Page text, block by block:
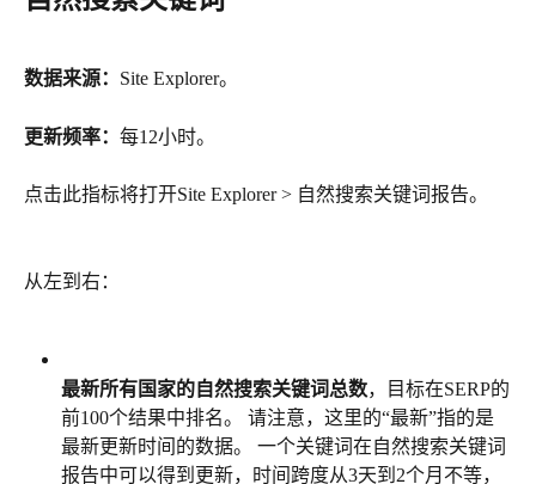
数据来源： Site Explorer。
更新频率： 每12小时。
点击此指标将打开Site Explorer > 自然搜索关键词报告。
从左到右：
最新所有国家的自然搜索关键词总数，目标在SERP的
前100个结果中排名。 请注意，这里的“最新”指的是
最新更新时间的数据。 一个关键词在自然搜索关键词
报告中可以得到更新，时间跨度从3天到2个月不等，